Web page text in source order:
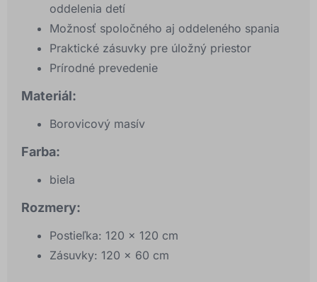
oddelenia detí
Možnosť spoločného aj oddeleného spania
Praktické zásuvky pre úložný priestor
Prírodné prevedenie
Materiál:
Borovicový masív
Farba:
biela
Rozmery:
Postieľka: 120 × 120 cm
Zásuvky: 120 × 60 cm